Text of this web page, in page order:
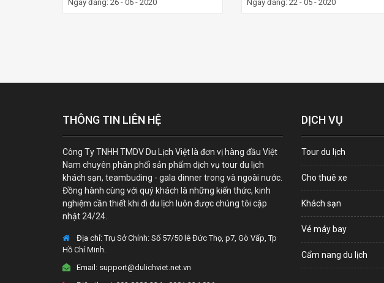
Ngày đăng: 26 - 06 - 2020 Ngày đăng: 22 - 05 - 2020
THÔNG TIN LIÊN HỆ
Công Ty TNHH TMDV Du Lịch Việt là đơn vị hàng đầu Việt
Nam chuyên phân phối sản phẩm dịch vụ tour du lịch
khách sạn, teambuding - gala dinner trong và ngoài nước.
Đồng hành cùng với quý khách là những kiến thức, kinh
nghiệm cần thiết khi đi du lịch luôn được chúng tôi cập
nhật 24/24.
Địa chỉ:Trụ Sở Chính: Số 57/50 lê Đức Thọ, p7, Gò Vấp, Tp
Hồ Chí Minh.
Email: support@dulichviet.net.vn
DỊCH VỤ
Tour du lịch
Cho thuê xe
Khách sạn
Vé máy bay
Cẩm nang du lịch